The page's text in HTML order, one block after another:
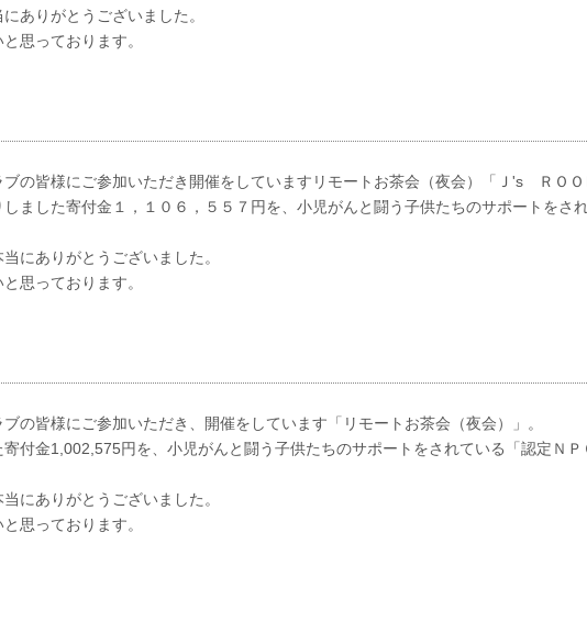
ありがとうございました。
思っております。
の皆様にご参加いただき開催をしていますリモートお茶会（夜会）「Ｊ's ＲＯＯ
ました寄付金１，１０６，５５７円を、小児がんと闘う子供たちのサポートを
にありがとうございました。
思っております。
の皆様にご参加いただき、開催をしています「リモートお茶会（夜会）」。
付金1,002,575円を、小児がんと闘う子供たちのサポートをされている「認定Ｎ
にありがとうございました。
思っております。